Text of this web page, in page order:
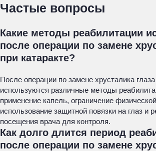
Частые вопросы
Какие методы реабилитации
после операции по замене
при катаракте?
После операции по замене хрусталика глаза
используются различные методы
применение капель, ограничение
использование защитной повязки на глаз и
посещения врача для контроля.
Как долго длится период
после операции по замене